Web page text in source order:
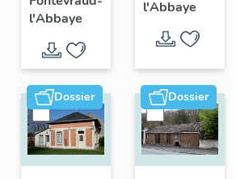
31 rue
Saint-
Jean-de-
l'Habit,
Fontevraud-
l'Abbaye
l'Abbaye
Bas-
Courty,
Le
Courty,
17 rue de
l'
Hermitage,
l'Abbaye
Dossier Dossier